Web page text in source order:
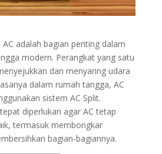
adalah bagian penting dalam
modern. Perangkat yang satu
dan menyaring udara
dalam rumah tangga, AC
sistem AC Split.
diperlukan agar AC tetap
termasuk membongkar
bagian-bagiannya.